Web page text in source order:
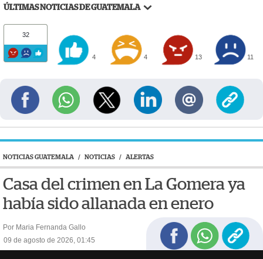
ÚLTIMAS NOTICIAS DE GUATEMALA
32
4 4 13 11
NOTICIAS GUATEMALA / NOTICIAS / ALERTAS
Casa del crimen en La Gomera ya
había sido allanada en enero
Por Maria Fernanda Gallo
09 de agosto de 2026, 01:45